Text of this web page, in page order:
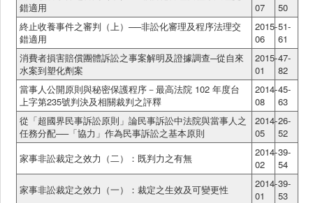
錯適用
07
50
終止收養事件之審判（上）──非訟化審理及程序法理交
錯適用
2015-
06
51-
61
消費者損害賠償團體訴訟之事案解明及證據調查─從自來
水案到塑化劑案
2015-
01
47-
82
當事人公開原則與秘密保護程序－最高法院 102 年度台
上字第235號判決及相關裁判之評釋
2014-
08
45-
63
從「超國界民事訴訟原則」論民事訴訟中法院與當事人之
任務分配──「協力」作為民事訴訟之基本原則
2014-
05
26-
52
家事非訟裁定之效力（二）：既判力之有無
2014-
02
39-
54
家事非訟裁定之效力（一）：裁定之生效及可變更性
2014-
01
39-
53